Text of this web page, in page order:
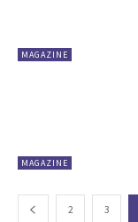
MAGAZINE
MAGAZINE
2 3